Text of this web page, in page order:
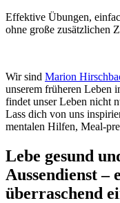
Effektive Übungen,
ohne große zusätzlichen
Wir sind Marion
unserem früheren Leben
findet unser Leben nicht
Lass dich von uns
mentalen Hilfen, Meal-
Lebe gesund
Aussendienst –
überraschend